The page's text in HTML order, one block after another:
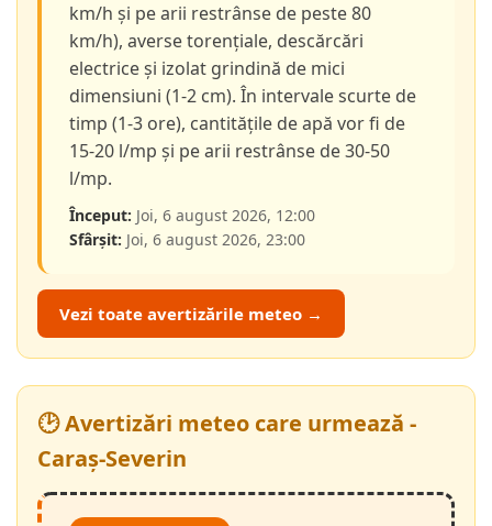
km/h și pe arii restrânse de peste 80
km/h), averse torențiale, descărcări
electrice și izolat grindină de mici
dimensiuni (1-2 cm). În intervale scurte de
timp (1-3 ore), cantitățile de apă vor fi de
15-20 l/mp și pe arii restrânse de 30-50
l/mp.
Început: Joi, 6 august 2026, 12:00
Sfârșit: Joi, 6 august 2026, 23:00
Vezi toate avertizările meteo →
🕑 Avertizări meteo care urmează -
Caraș-Severin